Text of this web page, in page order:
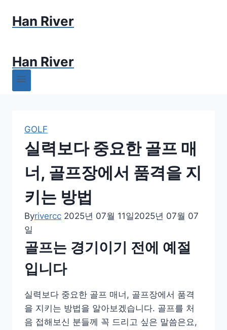
Han River
Han River
GOLF
실력보다 중요한 골프 매
너, 골프장에서 품격을 지
키는 방법
Byrivercc 2025년 07월 11일2025년 07월 07
일
골프는 경기이기 전에 예절
입니다
실력보다 중요한 골프 매너, 골프장에서 품격
을 지키는 방법을 알아보겠습니다. 골프를 처
음 접해보신 분들께 꼭 드리고 싶은 말씀은요,